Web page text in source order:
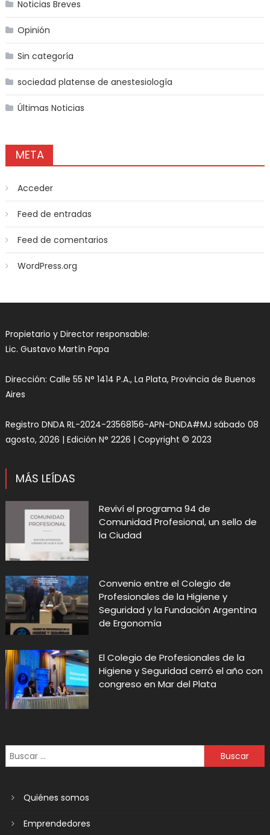
Noticias Breves
Opinión
Sin categoría
sociedad platense de anestesiología
Últimas Noticias
META
Acceder
Feed de entradas
Feed de comentarios
WordPress.org
Propietario y Director responsable:
Lic. Gustavo Martín Papa
Dirección: Calle 55 N° 1414 P.A., La Plata, Provincia de Buenos
Aires
Registro DNDA RL-2024-23568156-APN-DNDA#MJ sábado 08
agosto, 2026 | Edición N° 2226 | Copyright © 2023
MÁS LEÍDAS
Reviví el programa 94 de
Comunidad Profesional, un sello de
la Ciudad
Convenio entre el Colegio de
Profesionales de la Higiene y
Seguridad y la Fundación Argentina
de Ergonomía
El Colegio de Profesionales de la
Higiene y Seguridad cerró el año con
congreso en Mar del Plata
Quiénes somos
Emprendedores